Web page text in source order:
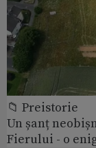
📁 Preistorie
Un șanț
Fierului - o